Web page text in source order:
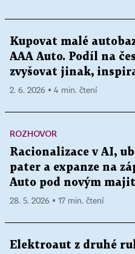
Kupovat malé
AAA Auto. Podíl na
zvyšovat jinak,
2. 6. 2026 ▪ 4 min. čtení
ROZHOVOR
Racionalizace v AI,
pater a expanze na
Auto pod novým
28. 5. 2026 ▪ 17 min. čtení
Elektroaut z druhé